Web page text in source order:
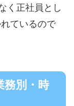
く正社員とし
ているので
務別・時